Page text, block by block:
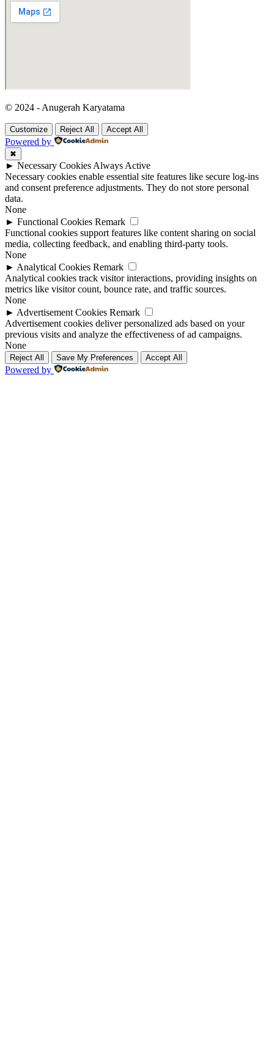
© 2024 - Anugerah Karyatama
Customize Reject All Accept All
Powered by
✖
► Necessary CookiesAlways Active
Necessary cookies enable essential site features like secure log-ins
and consent preference adjustments. They do not store personal
data.
None
► Functional Cookies Remark
Functional cookies support features like content sharing on social
media, collecting feedback, and enabling third-party tools.
None
► Analytical Cookies Remark
Analytical cookies track visitor interactions, providing insights on
metrics like visitor count, bounce rate, and traffic sources.
None
► Advertisement Cookies Remark
Advertisement cookies deliver personalized ads based on your
previous visits and analyze the effectiveness of ad campaigns.
None
Reject All Save My Preferences Accept All
Powered by